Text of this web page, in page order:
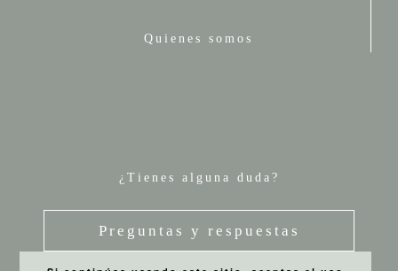
Quienes somos
¿Tienes alguna duda?
Preguntas y respuestas